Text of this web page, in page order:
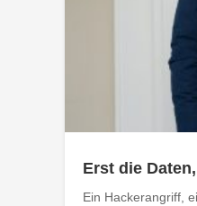
Erst die
Ein Hackerangriff,